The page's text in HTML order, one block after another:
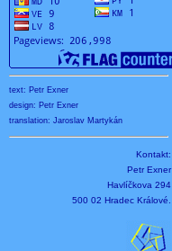
text: Petr Exner
design: Petr Exner
translation: Jaroslav Martykán
Kontakt:
Petr Exner
Havlíčkova 294
500 02 Hradec Králové.